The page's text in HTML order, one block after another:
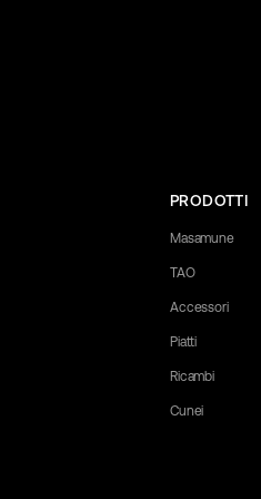
PRODOTTI
Masamune
TAO
Accessori
Piatti
Ricambi
Cunei
have. Let us know what you